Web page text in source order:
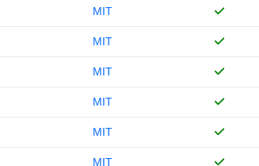
MIT
MIT
MIT
MIT
MIT
MIT